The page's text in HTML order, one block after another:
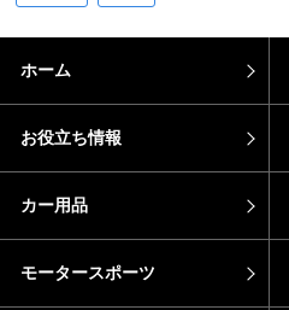
ホーム
お役立ち情報
カー用品
モータースポーツ